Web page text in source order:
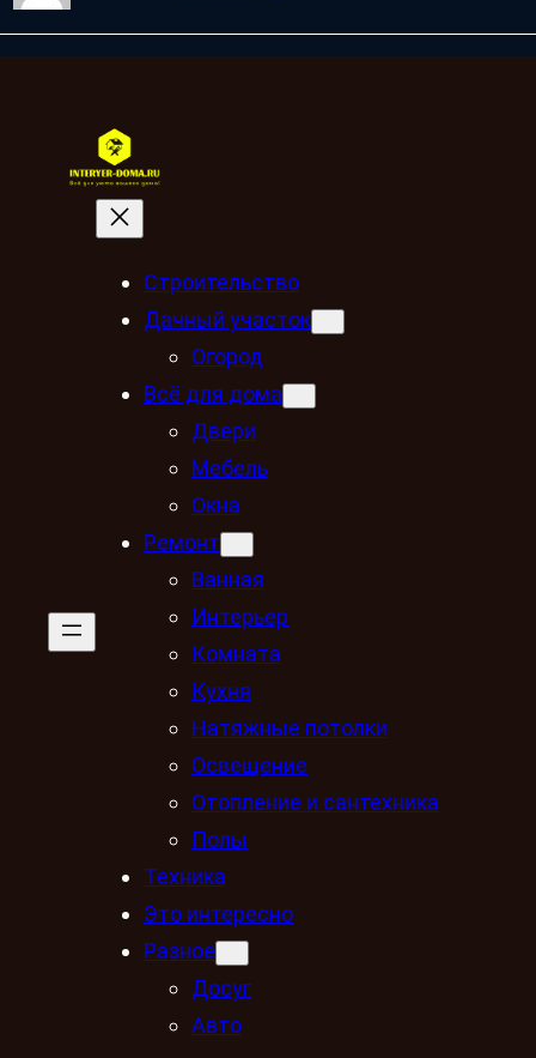
Строительство
Дачный участок
Огород
Всё для дома
Двери
Мебель
Окна
Ремонт
Ванная
Интерьер
Комната
Кухня
Натяжные потолки
Освещение
Отопление и сантехника
Полы
Техника
Это интересно
Разное
Досуг
Авто